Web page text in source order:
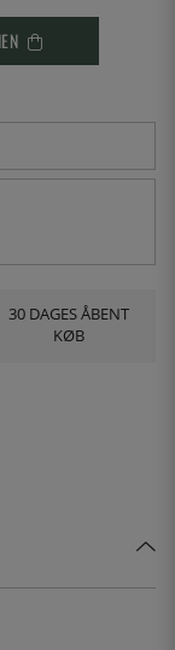
30 DAGES ÅBENT
KØB